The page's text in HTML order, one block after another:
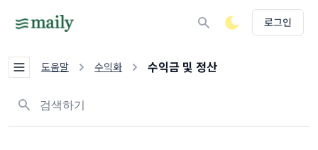
로그인
도움말 수익화 수익금 및 정산
뉴스레터, 태그 검색하기